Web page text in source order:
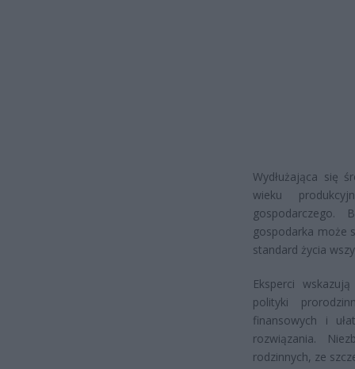
Wydłużająca się
wieku
gospodarczego.
gospodarka może
standard życia
Eksperci
polityki
finansowych i
rozwiązania.
rodzinnych, ze